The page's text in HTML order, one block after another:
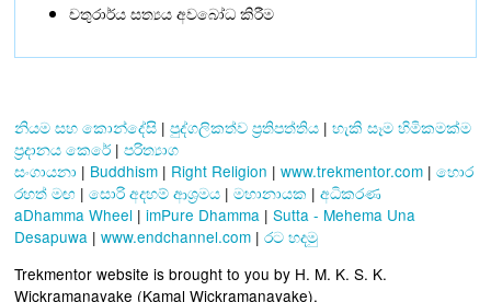
චතුරාර්ය සත්‍යය අවබෝධ කිරීම
නියම සහ කොන්දේසි | පුද්ගලිකත්ව ප්‍රතිපත්තිය | හැකි සෑම හිමිකමක්ම
ප්‍රදානය කෙරේ | පරිත්‍යාග
සංගායනා | Buddhism | Right Religion | www.trekmentor.com | හොර
රහත් මඟ | සොරි අදහම් ආශ්‍රමය | මහානායක | අධිකරණ
aDhamma Wheel | imPure Dhamma | Sutta - Mehema Una
Desapuwa | www.endchannel.com | රට හදමු
Trekmentor website is brought to you by H. M. K. S. K.
Wickramanayake (Kamal Wickramanayake).